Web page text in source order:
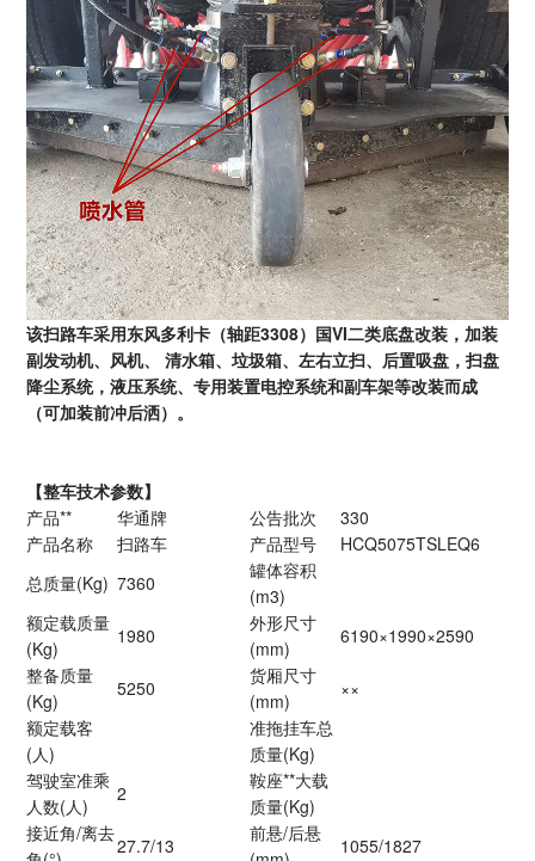
该扫路车采用东风多利卡（轴距3308）国VI二类底盘改装，加装
副发动机、风机、 清水箱、垃圾箱、左右立扫、后置吸盘，扫盘
降尘系统，液压系统、专用装置电控系统和副车架等改装而成
（可加装前冲后洒）。
【整车技术参数】
产品**
华通牌 公告批次
330
产品名称
扫路车 产品型号
HCQ5075TSLEQ6
总质量(Kg) 7360
罐体容积
(m3)
额定载质量
(Kg)
1980
外形尺寸
(mm)
6190×1990×2590
整备质量
(Kg)
5250
货厢尺寸
(mm)
××
额定载客
(人)
准拖挂车总
质量(Kg)
驾驶室准乘
人数(人)
2
鞍座**大载
质量(Kg)
接近角/离去
27.7/13
前悬/后悬
1055/1827